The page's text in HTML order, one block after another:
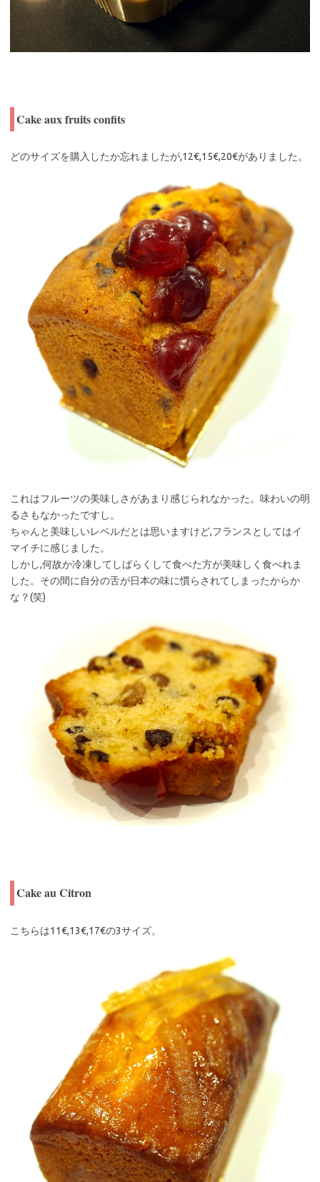
Cake aux fruits confits
どのサイズを購入したか忘れましたが,12€,15€,20€がありました。
これはフルーツの美味しさがあまり感じられなかった。味わいの明
るさもなかったですし。
ちゃんと美味しいレベルだとは思いますけど,フランスとしてはイ
マイチに感じました。
しかし,何故か冷凍してしばらくして食べた方が美味しく食べれま
した。その間に自分の舌が日本の味に慣らされてしまったからか
な？(笑)
Cake au Citron
こちらは11€,13€,17€の3サイズ。